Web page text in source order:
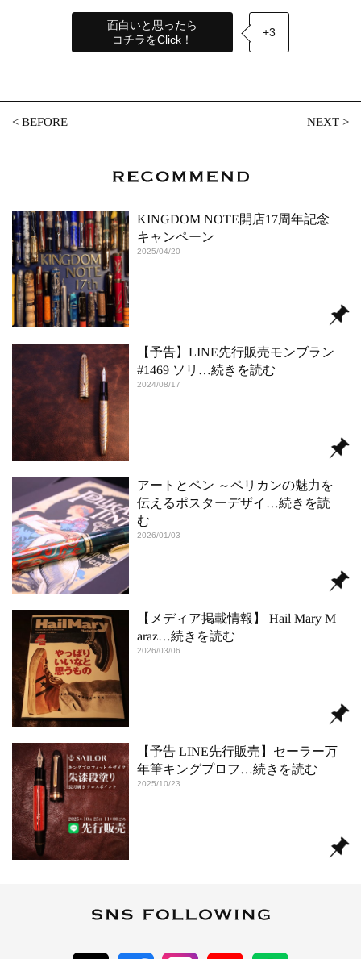
面白いと思ったら
コチラをClick！
+3
<BEFORE NEXT>
KINGDOM NOTE開店17周年記念
キャンペーン
2025/04/20
【予告】LINE先行販売モンブラン
#1469 ソリ …続きを読む
2024/08/17
アートとペン ～ペリカンの魅力を
伝えるポスターデザイ …続きを読
む
2026/01/03
【メディア掲載情報】 Hail Mary M
araz…続きを読む
2026/03/06
【予告 LINE先行販売】セーラー万
年筆キングプロフ …続きを読む
2025/10/23